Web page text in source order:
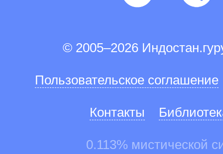
© 2005–2026
Пользовательское соглашение
Контакты
0.113% мистической